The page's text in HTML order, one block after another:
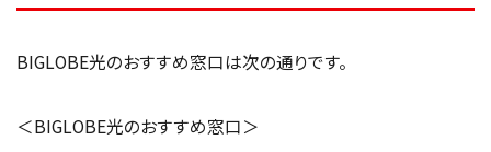
BIGLOBE光のおすすめ窓口は次の通りです。
＜BIGLOBE光のおすすめ窓口＞